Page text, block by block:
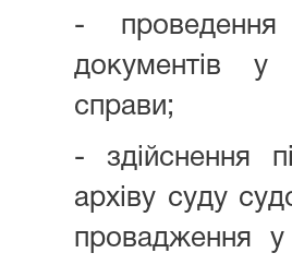
- проведення
документів у
справи;
- здійснення
архіву суду
провадження